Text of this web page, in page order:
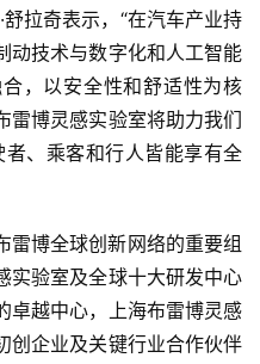
拉奇表示，“在汽车产业持
动技术与数字化和人工智能
，以安全性和舒适性为核
雷博灵感实验室将助力我们
者、乘客和行人皆能享有全
雷博全球创新网络的重要组
实验室及全球十大研发中心
卓越中心，上海布雷博灵感
创企业及关键行业合作伙伴